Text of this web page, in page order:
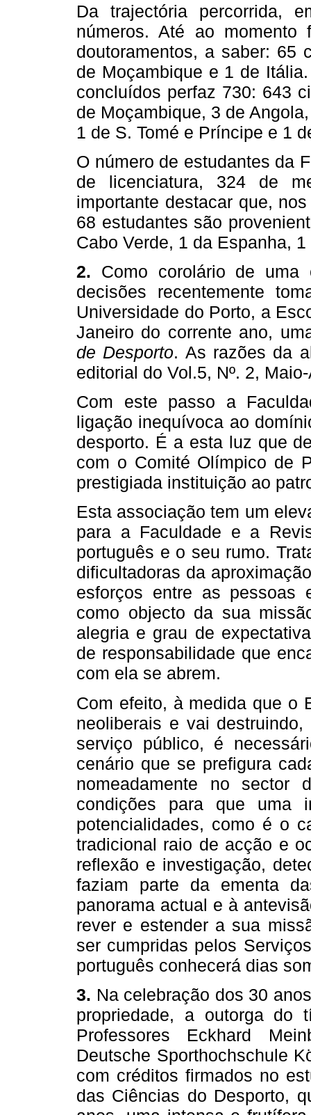
Da trajectória percorrida,
números. Até ao momento
doutoramentos, a saber: 65
de Moçambique e 1 de
concluídos perfaz 730: 643
de Moçambique, 3 de
1 de S. Tomé e Príncipe e 1
O número de estudantes da
de licenciatura, 324 de
importante destacar que,
68 estudantes são
Cabo Verde, 1 da Espanha,
2. Como corolário de
decisões recentemente
Universidade do Porto, a
Janeiro do corrente ano,
de Desporto. As razões da
editorial do Vol.5, Nº. 2,
Com este passo a
ligação inequívoca ao
desporto. É a esta luz que
com o Comité Olímpico de
prestigiada instituição ao
Esta associação tem um
para a Faculdade e a
português e o seu rumo.
dificultadoras da
esforços entre as pessoas
como objecto da sua
alegria e grau de
de responsabilidade que
com ela se abrem.
Com efeito, à medida que o
neoliberais e vai
serviço público, é
cenário que se prefigura
nomeadamente no sector
condições para que uma
potencialidades, como é o
tradicional raio de acção e
reflexão e investigação,
faziam parte da ementa
panorama actual e à
rever e estender a sua
ser cumpridas pelos
português conhecerá dias
3. Na celebração dos 30
propriedade, a outorga
Professores Eckhard
Deutsche Sporthochschule
com créditos firmados no
das Ciências do Desporto,